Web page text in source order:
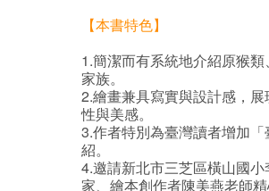
【本書特色】
1.簡潔而有系統地介紹原猴
家族。
2.繪畫兼具寫實與設計感，
性與美感。
3.作者特別為臺灣讀者增加
紹。
4.邀請新北市三芝區橫山國
家、繪本創作者陳美燕老師